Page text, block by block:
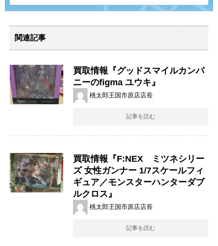
関連記事
買取情報『グッドスマイルカンパ
ニーのfigma ​ユウキ』
桃太郎王国市原店店長
記事を読む
買取情報『F:NEX ミツネシリー
ズ 女性ガンナー 1/7スケールフィ
ギュア／モンスターハンターダブ
ルクロス』
桃太郎王国市原店店長
記事を読む